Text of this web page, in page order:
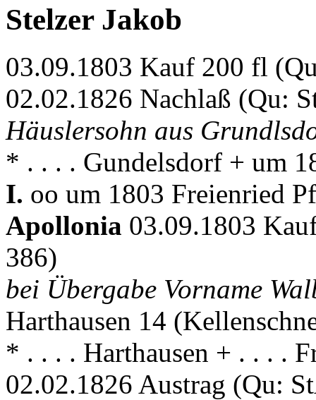
Stelzer Jakob
03.09.1803 Kauf 200 fl
02.02.1826 Nachlaß (Qu:
Häuslersohn aus
* . . . . Gundelsdorf + um
I. oo um 1803 Freienried
Apollonia 03.09.1803
386)
bei Übergabe Vorname
Harthausen 14
* . . . . Harthausen + . . . .
02.02.1826 Austrag (Qu: